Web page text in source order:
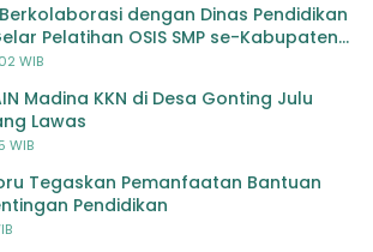
dengan Dinas Pendidikan
Pelatihan OSIS SMP se-Kabupaten
WIB
Madina KKN di Desa Gonting Julu
Lawas
WIB
Tegaskan Pemanfaatan Bantuan
Pendidikan